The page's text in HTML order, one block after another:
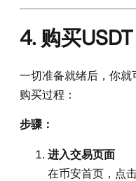
4. 购买USDT
一切准备就绪后，你
购买过程：
步骤：
进入交易页面
在币安首页，点